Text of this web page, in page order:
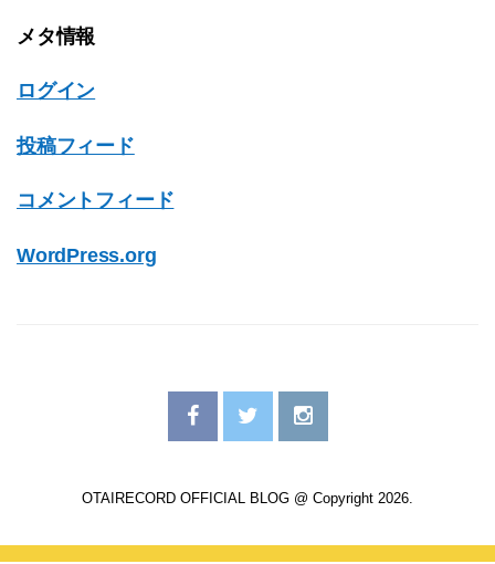
メタ情報
ログイン
投稿フィード
コメントフィード
WordPress.org
OTAIRECORD OFFICIAL BLOG @ Copyright 2026.